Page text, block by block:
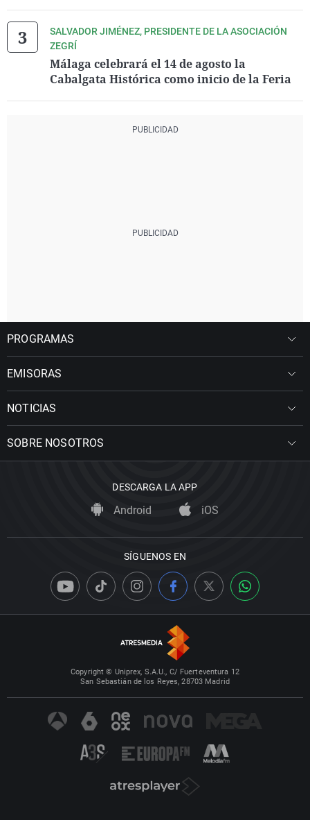
SALVADOR JIMÉNEZ, PRESIDENTE DE LA ASOCIACIÓN
ZEGRÍ
Málaga celebrará el 14 de agosto la
Cabalgata Histórica como inicio de la Feria
PROGRAMAS
EMISORAS
NOTICIAS
SOBRE NOSOTROS
DESCARGA LA APP
Android iOS
SÍGUENOS EN
Copyright © Uniprex, S.A.U., C/ Fuerteventura 12
San Sebastián de los Reyes, 28703 Madrid